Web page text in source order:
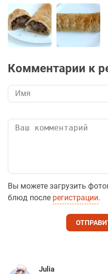
Комментарии к
Вы можете загрузить
блюд после регистрации.
Julia